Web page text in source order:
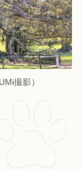
撮影）